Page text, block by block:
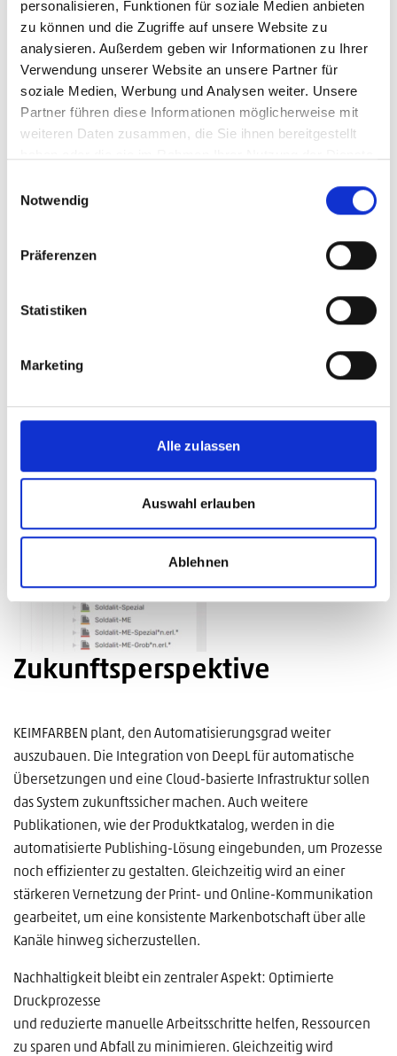
personalisieren, Funktionen für soziale Medien anbieten
zu können und die Zugriffe auf unsere Website zu
analysieren. Außerdem geben wir Informationen zu Ihrer
Verwendung unserer Website an unsere Partner für
soziale Medien, Werbung und Analysen weiter. Unsere
Partner führen diese Informationen möglicherweise mit
weiteren Daten zusammen, die Sie ihnen bereitgestellt
Notwendig
Präferenzen
Statistiken
Marketing
Alle zulassen
Auswahl erlauben
Ablehnen
Aktuell sind dort über 4.000 Artikel, 2.800 PMGs und rund
1.000 Attribute gepfl egt. Wertelisten umfassen 258
Kategorien mit insgesamt 3.000 Einträgen pro Sprache. Im
Bereich MAM stehen 7.800 Dokumente, 13.000 Bilder sowie
2.000 Grafiken und Piktogramme zur Verfügung. Änderungen
müssen nicht manuell eingepflegt werden – mit einem
Mausklick lassen sich die Daten im Hintergrund aktualisieren
Prozess – von der Datenaufbereitung bis zur finalen Ablage –
dauert nicht länger als 15 Minuten.
Zukunftsperspektive
KEIMFARBEN plant, den Automatisierungsgrad weiter
auszubauen. Die Integration von DeepL für automatische
Übersetzungen und eine Cloud-basierte Infrastruktur sollen
das System zukunftssicher machen. Auch weitere
Publikationen, wie der Produktkatalog, werden in die
automatisierte Publishing-Lösung eingebunden, um Prozesse
noch effizienter zu gestalten. Gleichzeitig wird an einer
stärkeren Vernetzung der Print- und Online-Kommunikation
gearbeitet, um eine konsistente Markenbotschaft über alle
Kanäle hinweg sicherzustellen.
Nachhaltigkeit bleibt ein zentraler Aspekt: Optimierte
Druckprozesse
und reduzierte manuelle Arbeitsschritte helfen, Ressourcen
zu sparen und Abfall zu minimieren. Gleichzeitig wird